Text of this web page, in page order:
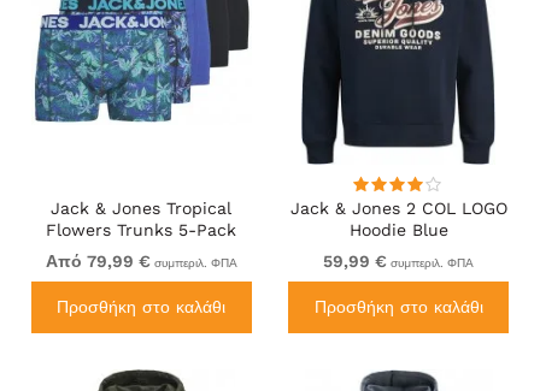
Jack & Jones Tropical
Flowers Trunks 5-Pack
Blue
Από 79,99 € συμπεριλ. ΦΠΑ
Προσθήκη στο καλάθι
Jack & Jones 2 COL LOGO
Hoodie Blue
59,99 € συμπεριλ. ΦΠΑ
Προσθήκη στο καλάθι